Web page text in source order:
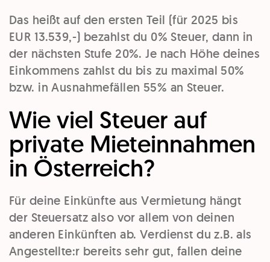
Das heißt auf den ersten Teil (für 2025 bis
EUR 13.539,-) bezahlst du 0% Steuer, dann in
der nächsten Stufe 20%. Je nach Höhe deines
Einkommens zahlst du bis zu maximal 50%
bzw. in Ausnahmefällen 55% an Steuer.
Wie viel Steuer auf
private Mieteinnahmen
in Österreich?
Für deine Einkünfte aus Vermietung hängt
der Steuersatz also vor allem von deinen
anderen Einkünften ab. Verdienst du z.B. als
Angestellte:r bereits sehr gut, fallen deine